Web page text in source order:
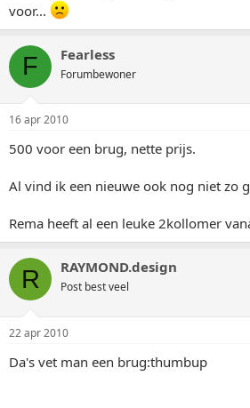
voor...
F Fearless
Forumbewoner
16 apr 2010
500 voor een brug, nette prijs.
Al vind ik een nieuwe ook nog niet zo
Rema heeft al een leuke 2kollomer
R RAYMOND.design
Post best veel
22 apr 2010
Da's vet man een brug:thumbup